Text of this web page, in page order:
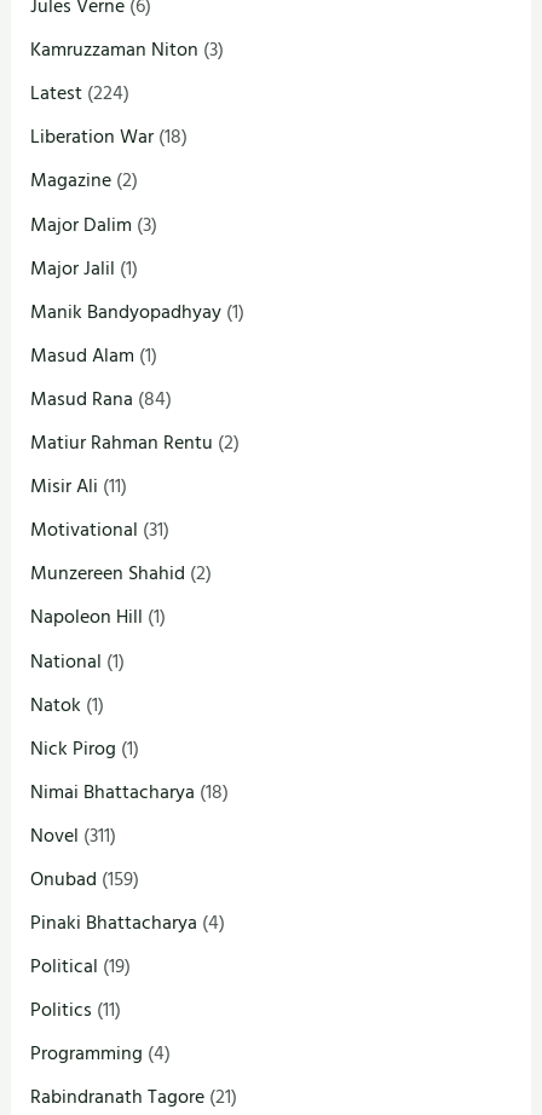
Kamruzzaman Niton (3)
Latest(224)
Liberation War(18)
Magazine(2)
Major Dalim (3)
Major Jalil (1)
Manik Bandyopadhyay(1)
Masud Alam (1)
Masud Rana (84)
Matiur Rahman Rentu (2)
Misir Ali (11)
Motivational (31)
Munzereen Shahid (2)
Napoleon Hill (1)
National (1)
Natok (1)
Nick Pirog (1)
Nimai Bhattacharya (18)
Novel (311)
Onubad (159)
Pinaki Bhattacharya (4)
Political (19)
Politics (11)
Programming (4)
Rabindranath Tagore(21)